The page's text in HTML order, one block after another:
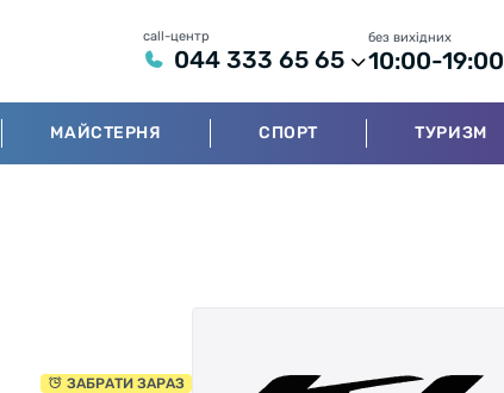
call-центр
044 333 65 65
без вихідних
10:00-19:00
МАЙСТЕРНЯ СПОРТ ТУРИЗМ
ЗАБРАТИ ЗАРАЗ